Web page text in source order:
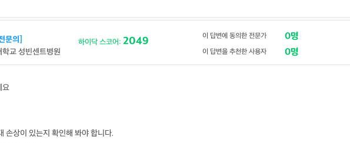
문의]
교 성빈센트병원
하이닥 스코어: 2049 이 답변에 동의한 전문가 0명
이 답변을 추천한 사용자 0명
요
손상이 있는지 확인해 봐야 합니다.